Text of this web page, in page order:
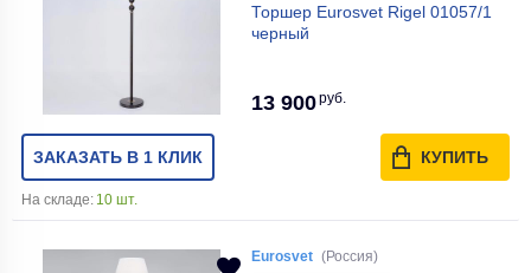
Торшер Eurosvet Rigel 01057/1
черный
13 900руб.
ЗАКАЗАТЬ В 1 КЛИК КУПИТЬ
На складе: 10 шт.
Eurosvet (Россия)